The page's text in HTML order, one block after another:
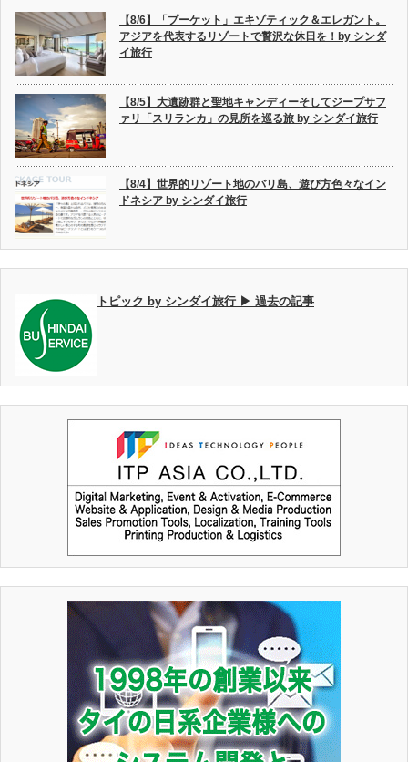
【8/6】「プーケット」エキゾティック＆エレガント。
アジアを代表するリゾートで贅沢な休日を！by シンダ
イ旅行
【8/5】大遺跡群と聖地キャンディーそしてジープサフ
ァリ「スリランカ」の見所を巡る旅 by シンダイ旅行
【8/4】世界的リゾート地のバリ島、遊び方色々なイン
ドネシア by シンダイ旅行
トピック by シンダイ旅行 ▶ 過去の記事